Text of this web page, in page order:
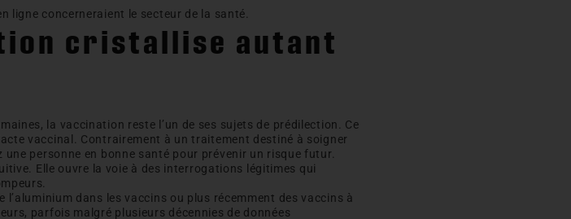
ligne concerneraient le secteur de la santé.
cristallise autant
la vaccination reste l’un de ses sujets de prédilection. Ce
vaccinal. Contrairement à un traitement destiné à soigner
personne en bonne santé pour prévenir un risque futur.
Elle ouvre la voie à des interrogations légitimes qui
dans les vaccins ou plus récemment des vaccins à
parfois malgré plusieurs décennies de données